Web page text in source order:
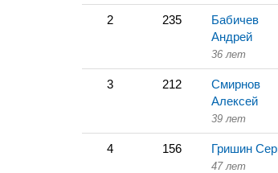
2 235
Бабичев
Андрей
36 лет
3 212
Смирнов
Алексей
39 лет
4 156 Гришин
47 лет